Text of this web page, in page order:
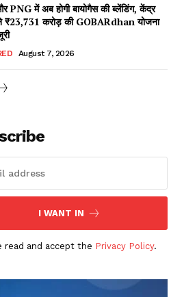
PNG में अब होगी बायोगैस की ब्लेंडिंग, केंद्र
₹23,731 करोड़ की GOBARdhan योजना
August 7, 2026
I WANT IN
read and accept the Privacy Policy.